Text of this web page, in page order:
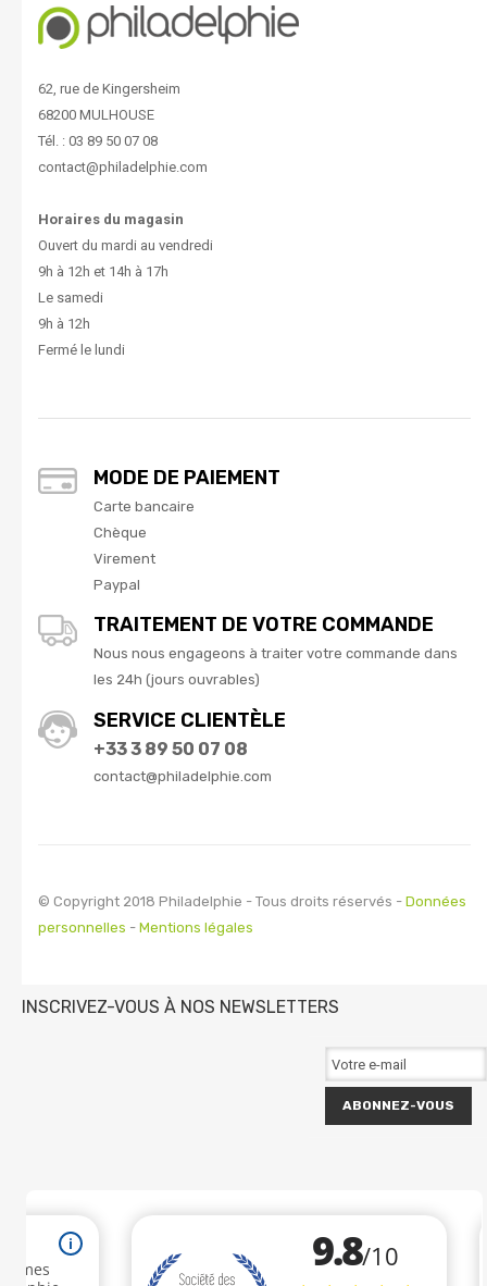
62, rue de Kingersheim
68200 MULHOUSE
Tél. : 03 89 50 07 08
contact@philadelphie.com
Horaires du magasin
Ouvert du mardi au vendredi
9h à 12h et 14h à 17h
Le samedi
9h à 12h
Fermé le lundi
MODE DE PAIEMENT
Carte bancaire
Chèque
Virement
Paypal
TRAITEMENT DE VOTRE COMMANDE
Nous nous engageons à traiter votre commande dans
les 24h (jours ouvrables)
SERVICE CLIENTÈLE
+33 3 89 50 07 08
contact@philadelphie.com
© Copyright 2018 Philadelphie - Tous droits réservés - Données
personnelles - Mentions légales
INSCRIVEZ-VOUS À NOS NEWSLETTERS
ABONNEZ-VOUS